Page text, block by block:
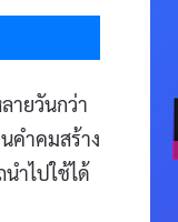
Messenger
ายวันกว่า
คำคมสร้าง
ำไปใช้ได้